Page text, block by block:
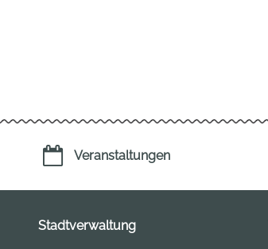
Veranstaltungen
Stadtverwaltung